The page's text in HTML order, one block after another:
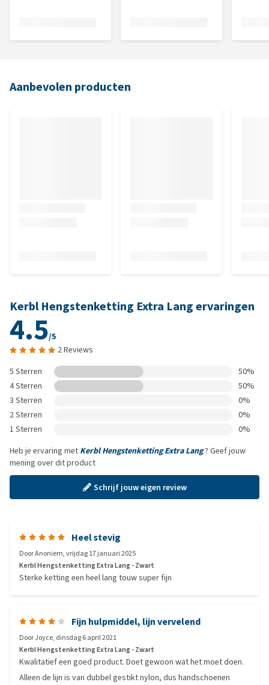
Aanbevolen producten
Kerbl Hengstenketting Extra Lang ervaringen
4.5/5
2 Reviews
5 Sterren
50%
4 Sterren
50%
3 Sterren
0%
2 Sterren
0%
1 Sterren
0%
Heb je ervaring met Kerbl Hengstenketting Extra Lang? Geef jouw
mening over dit product
Schrijf jouw eigen review
Heel stevig
DoorAnoniem,vrijdag 17 januari 2025
Kerbl Hengstenketting Extra Lang - Zwart
Sterke ketting een heel lang touw super fijn
Fijn hulpmiddel, lijn vervelend
DoorJoyce, dinsdag 6 april 2021
Kerbl Hengstenketting Extra Lang - Zwart
Kwalitatief een goed product. Doet gewoon wat het moet doen.
Alleen de lijn is van dubbel gestikt nylon, dus handschoenen